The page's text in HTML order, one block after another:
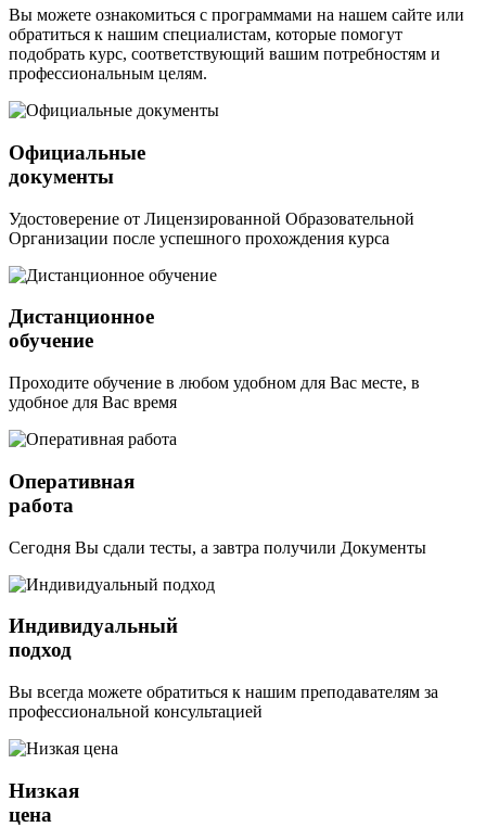
Вы можете ознакомиться с программами на нашем сайте или
обратиться к нашим специалистам, которые помогут
подобрать курс, соответствующий вашим потребностям и
профессиональным целям.
Официальные
документы
Удостоверение от Лицензированной Образовательной
Организации после успешного прохождения курса
Дистанционное
обучение
Проходите обучение в любом удобном для Вас месте, в
удобное для Вас время
Оперативная
работа
Сегодня Вы сдали тесты, а завтра получили Документы
Индивидуальный
подход
Вы всегда можете обратиться к нашим преподавателям за
профессиональной консультацией
Низкая
цена